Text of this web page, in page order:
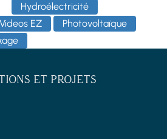
Hydroélectricité
Videos EZ
Photovoltaïque
ET PROJETS